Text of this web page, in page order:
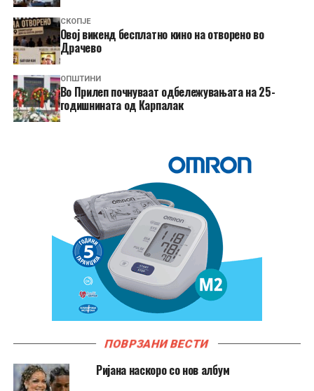
СКОПЈЕ
​Овој викенд бесплатно кино на отворено во
Драчево
ОПШТИНИ
Во Прилеп почнуваат одбележувањата на 25-
годишнината од Карпалак
ПОВРЗАНИ ВЕСТИ
Ријана наскоро со нов албум